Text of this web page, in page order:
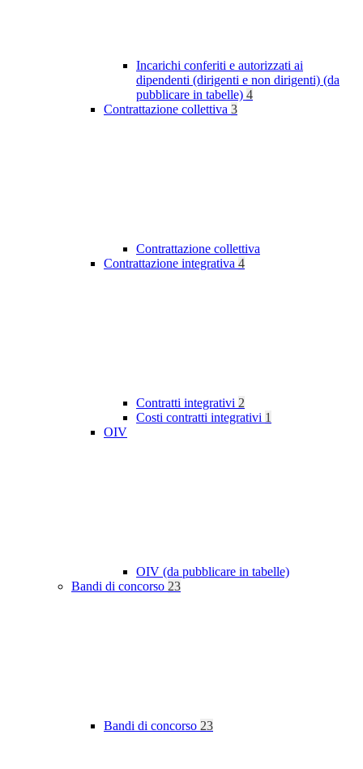
Incarichi conferiti e autorizzati ai
dipendenti (dirigenti e non dirigenti) (da
pubblicare in tabelle) 4
Contrattazione collettiva 3
Contrattazione collettiva
Contrattazione integrativa 4
Contratti integrativi 2
Costi contratti integrativi 1
OIV
OIV (da pubblicare in tabelle)
Bandi di concorso 23
Bandi di concorso 23